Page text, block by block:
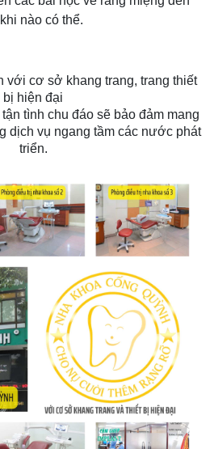
nào có thể.
với cơ sở khang trang, trang thiết
bị hiện đại
tình chu đáo sẽ bảo đảm mang
dịch vụ ngang tầm các nước phát
triển.